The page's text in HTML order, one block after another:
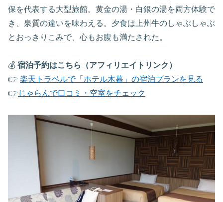
保を代表する大型旅館。黄金の湯・白銀の湯を両方体験で
き、泉質の違いを味わえる。夕食は上州牛のしゃぶしゃぶ
とおっきりこみで、心もお腹も満たされた。
💰 宿泊予約はこちら（アフィリエイトリンク）
👉 楽天トラベルで「ホテル木暮」の宿泊プランを見る
👉 じゃらんで口コミ・空室をチェック